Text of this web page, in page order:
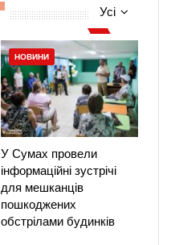
Усі
НОВИНИ
У Сумах провели
інформаційні зустрічі
для мешканців
пошкоджених
обстрілами будинків